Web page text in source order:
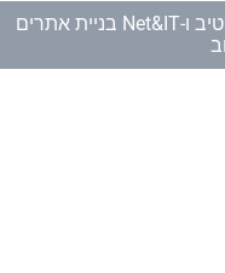
ו-
Net&IT בניית אתרים